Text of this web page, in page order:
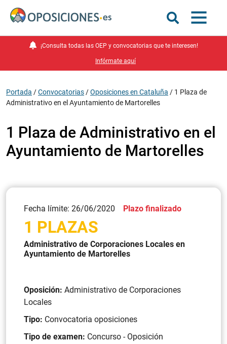
¡Consulta todas las OEP y convocatorias que te interesen!
Infórmate aquí
Portada /Convocatorias /Oposiciones en Cataluña / 1 Plaza de
Administrativo en el Ayuntamiento de Martorelles
1 Plaza de Administrativo en el
Ayuntamiento de Martorelles
Fecha límite: 26/06/2020 Plazo finalizado
1 PLAZAS
Administrativo de Corporaciones Locales en
Ayuntamiento de Martorelles
Oposición: Administrativo de Corporaciones
Locales
Tipo: Convocatoria oposiciones
Tipo de examen: Concurso - Oposición